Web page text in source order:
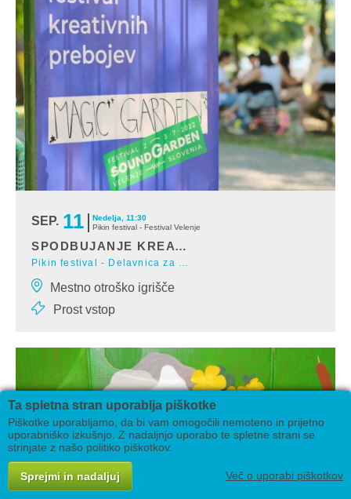
Ta spletna stran uporablja piškotke
Piškotke uporabljamo, da bi vam omogočili nemoteno in prijetno
uporabniško izkušnjo. Z nadaljnjo uporabo te spletne strani se
strinjate z našo politiko piškotkov.
Sprejmi in nadaljuj Več o uporabi piškotkov
SEP. 11
Nedelja, 11:30
Pikin festival - Festival Velenje
SPODBUJANJE KREATIVNE SAMOZAVESTI
Pikin festival - Delavnica za starše
Učenje kreativnih orodijOkolje starševstva prinaša ogromno novih
izzivov, z znanjem pravih kreativni
Mestno otroško igrišče
Prost vstop